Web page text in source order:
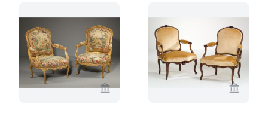
Bekijk verkoperspagina van Bekijk